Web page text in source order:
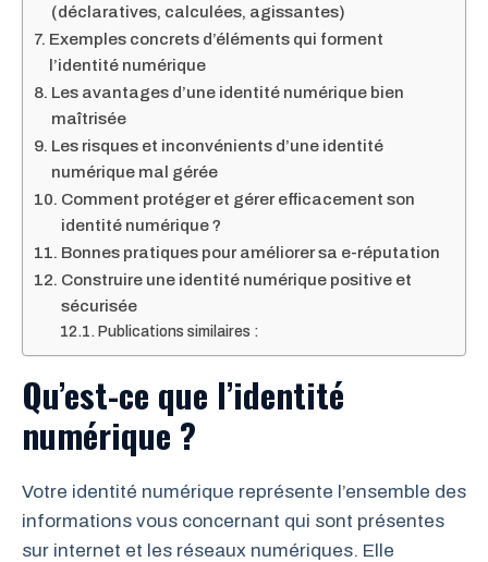
(déclaratives, calculées, agissantes)
Exemples concrets d’éléments qui forment
l’identité numérique
Les avantages d’une identité numérique bien
maîtrisée
Les risques et inconvénients d’une identité
numérique mal gérée
Comment protéger et gérer efficacement son
identité numérique ?
Bonnes pratiques pour améliorer sa e-réputation
Construire une identité numérique positive et
sécurisée
Publications similaires :
Qu’est-ce que l’identité
numérique ?
Votre identité numérique représente l’ensemble des
informations vous concernant qui sont présentes
sur internet et les réseaux numériques. Elle